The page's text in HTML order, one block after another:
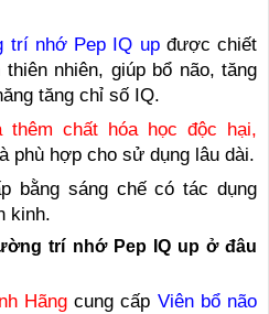
trí nhớ Pep IQ upđược chiết
nhiên, giúp bổ não, tăng
tăng chỉ số IQ.
thêm chất hóa học độc hại,
phù hợp cho sử dụng lâu dài.
bằng sáng chế có tác dụng
kinh.
trí nhớ Pep IQ up ở đâu
Hãng cung cấp Viên bổ não